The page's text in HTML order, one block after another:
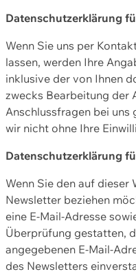
Datenschutzerklärung
Wenn Sie uns per
lassen, werden Ihre
inklusive der von Ihnen
zwecks Bearbeitung der
Anschlussfragen bei uns
wir nicht ohne Ihre
Datenschutzerklärung
Wenn Sie den auf dieser
Newsletter beziehen
eine E-Mail-Adresse
Überprüfung gestatten,
angegebenen E-Mail-
des Newsletters